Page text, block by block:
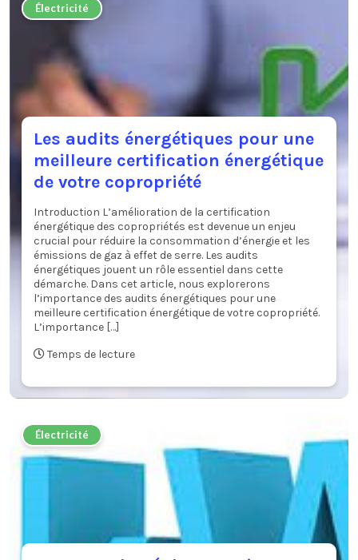
Électricité
Les audits énergétiques pour une
meilleure certification énergétique
de votre copropriété
Introduction L’amélioration de la certification
énergétique des copropriétés est devenue un enjeu
crucial pour réduire la consommation d’énergie et les
émissions de gaz à effet de serre. Les audits
énergétiques jouent un rôle essentiel dans cette
démarche. Dans cet article, nous explorerons
l’importance des audits énergétiques pour une
meilleure certification énergétique de votre copropriété.
L’importance […]
Temps de lecture
Électricité